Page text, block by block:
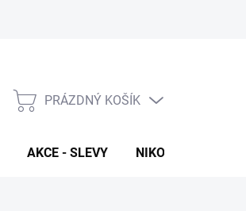
NÁKUPNÍ
PRÁZDNÝ KOŠÍK
AKCE - SLEVY NIKOTINOVÉ